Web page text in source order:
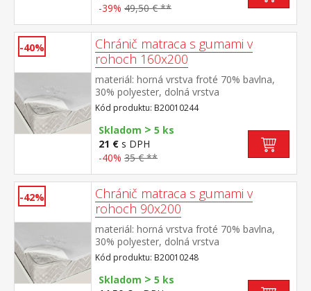
-39% 49,50 € **
-40%
Chránič matraca s gumami v
rohoch 160x200
materiál: horná vrstva froté 70% bavlna,
30% polyester, dolná vrstva
polyuretán farebné prevedenie biela v
rohoch všité gumy, prateľné do 60 °C
Kód produktu: B20010244
Skladom > 5 ks
21 € s DPH
-40% 35 € **
-42%
Chránič matraca s gumami v
rohoch 90x200
materiál: horná vrstva froté 70% bavlna,
30% polyester, dolná vrstva
polyuretán farebné prevedenie biela v
rohoch všité gumy, prateľné do 60 °C
Kód produktu: B20010248
Skladom > 5 ks